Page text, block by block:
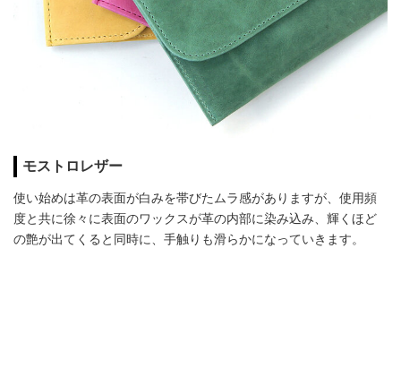
モストロレザー
使い始めは革の表面が白みを帯びたムラ感がありますが、使用頻
度と共に徐々に表面のワックスが革の内部に染み込み、輝くほど
の艶が出てくると同時に、手触りも滑らかになっていきます。